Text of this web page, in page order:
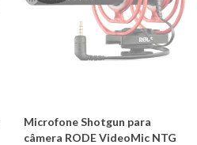
Microfone Shotgun para
câmera RODE VideoMic NTG